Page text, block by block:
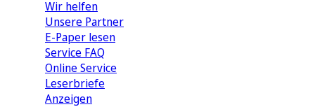
Wir helfen
Unsere Partner
E-Paper lesen
Service FAQ
Online Service
Leserbriefe
Anzeigen